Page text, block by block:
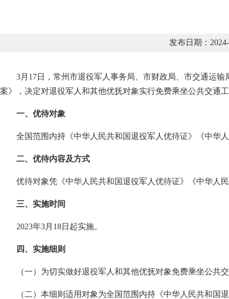
发布日期：
3月17日，常州市退役军人事务局、市财政局、市交通运
案》，决定对退役军人和其他优抚对象实行免费乘坐公共交通
一、优待对象
全国范围内持《中华人民共和国退役军人优待证》《中华
二、优待内容及方式
优待对象凭《中华人民共和国退役军人优待证》《中华人
三、实施时间
2023年3月18日起实施。
四、实施细则
（一）为切实做好退役军人和其他优抚对象免费乘坐公
（二）本细则适用对象为全国范围内持《中华人民共和